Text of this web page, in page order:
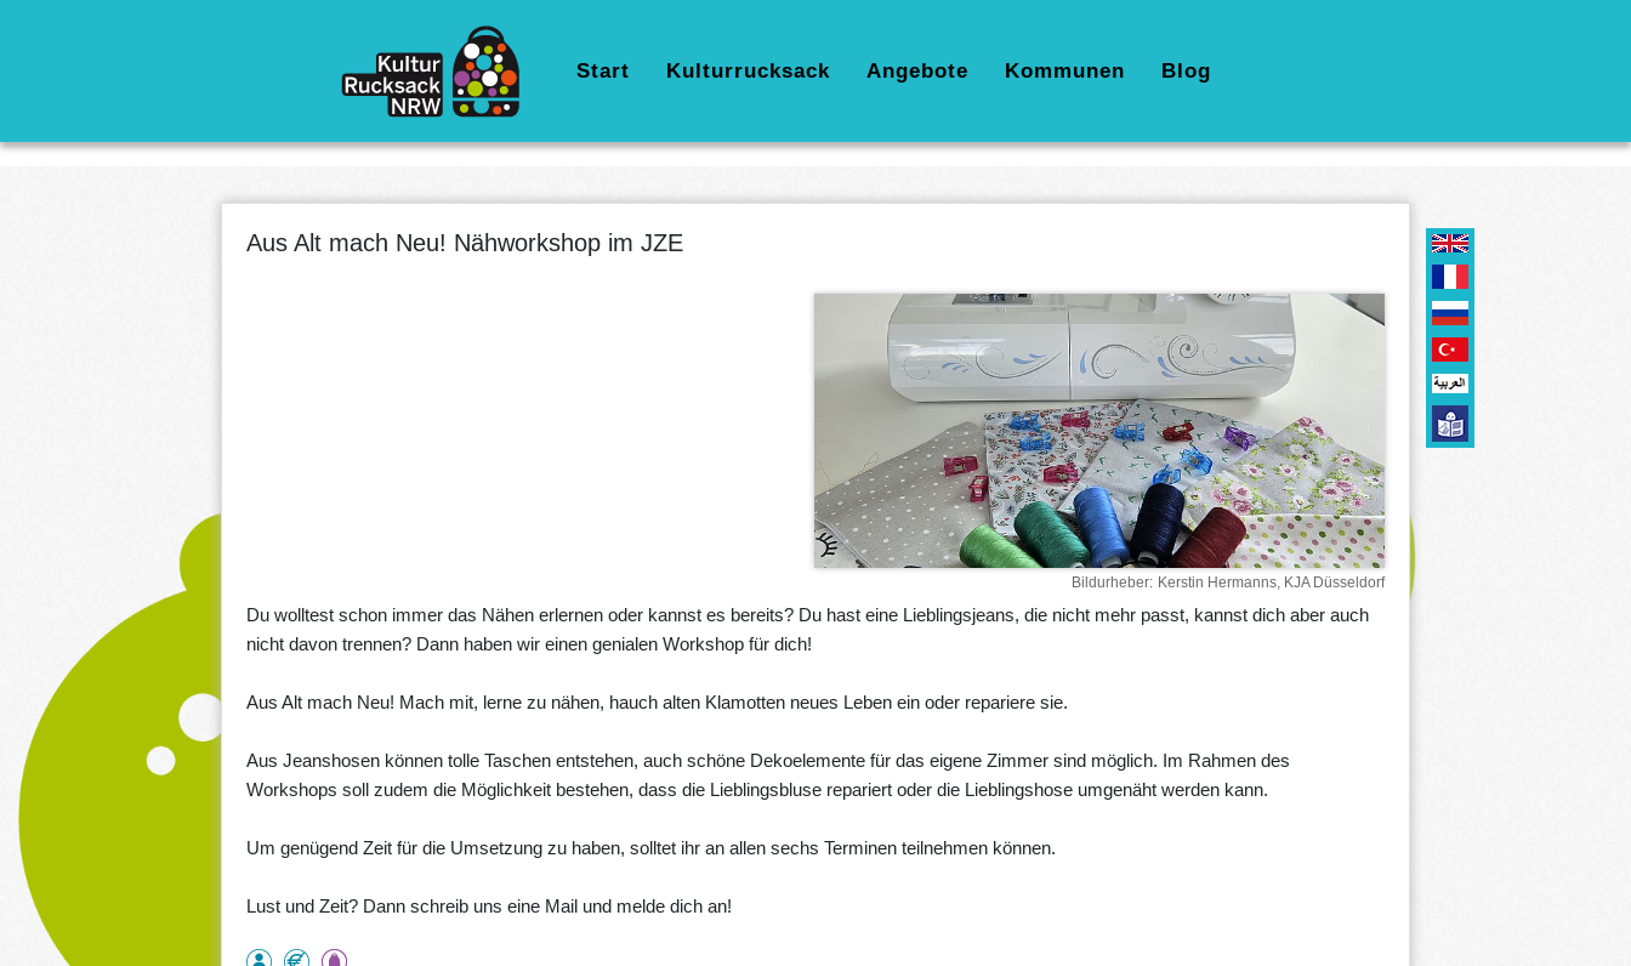
Hauptnavigation
Start Kulturrucksack Angebote Kommunen Blog
Aus Alt mach Neu! Nähworkshop im JZE
Bildurheber Kerstin Hermanns, KJA Düsseldorf
Du wolltest schon immer das Nähen erlernen oder kannst es bereits? Du hast eine Lieblingsjeans, die nicht mehr passt, kannst dich aber auch
nicht davon trennen? Dann haben wir einen genialen Workshop für dich!
Aus Alt mach Neu! Mach mit, lerne zu nähen, hauch alten Klamotten neues Leben ein oder repariere sie.
Aus Jeanshosen können tolle Taschen entstehen, auch schöne Dekoelemente für das eigene Zimmer sind möglich. Im Rahmen des
Workshops soll zudem die Möglichkeit bestehen, dass die Lieblingsbluse repariert oder die Lieblingshose umgenäht werden kann.
Um genügend Zeit für die Umsetzung zu haben, solltet ihr an allen sechs Terminen teilnehmen können.
Lust und Zeit? Dann schreib uns eine Mail und melde dich an!